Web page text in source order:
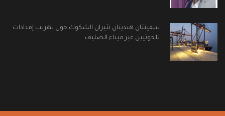
سفينتان هنديتان تثيران الشكوك حول تهريب إمدادات
للحوثيين عبر ميناء الصليف